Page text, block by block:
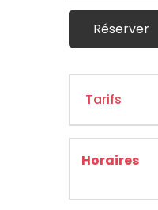
Réserver
Tarifs
Horaires